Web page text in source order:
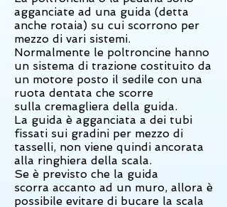
agganciate ad una guida (detta
anche rotaia) su cui scorrono per
mezzo di vari sistemi.
Normalmente le poltroncine hanno
un sistema di trazione costituito da
un motore posto il sedile con una
ruota dentata che scorre
sulla cremagliera della guida.
La guida è agganciata a dei tubi
fissati sui gradini per mezzo di
tasselli, non viene quindi ancorata
alla ringhiera della scala.
Se è previsto che la guida
scorra accanto ad un muro, allora è
possibile evitare di bucare la scala